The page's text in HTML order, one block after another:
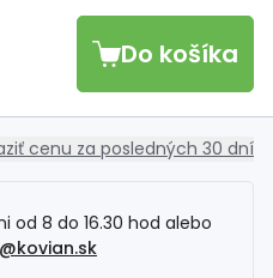
Do košíka
cenu za posledných 30 dní
od 8 do 16.30 hod alebo